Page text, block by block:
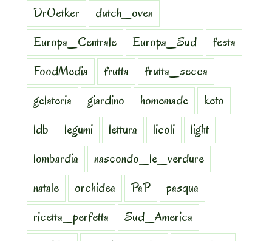
DrOetker
dutch_oven
Europa_Centrale
Europa_Sud
festa
FoodMedia
frutta
frutta_secca
gelateria
giardino homemade
keto
ldb
legumi lettura licoli
light
lombardia
nascondo_le_verdure
natale
orchidea PaP
pasqua
ricetta_perfetta
Sud_America